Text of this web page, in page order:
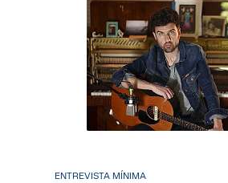
ENTREVISTA MÍNIMA